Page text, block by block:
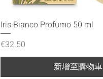
快速瀏覽
Iris Bianco Profumo 50 ml
價格
€32.50
新增至購物車